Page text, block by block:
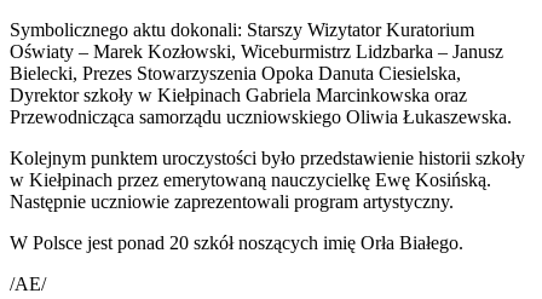
Symbolicznego aktu dokonali: Starszy Wizytator Kuratorium
Oświaty – Marek Kozłowski, Wiceburmistrz Lidzbarka – Janusz
Bielecki, Prezes Stowarzyszenia Opoka Danuta Ciesielska,
Dyrektor szkoły w Kiełpinach Gabriela Marcinkowska oraz
Przewodnicząca samorządu uczniowskiego Oliwia Łukaszewska.
Kolejnym punktem uroczystości było przedstawienie historii szkoły
w Kiełpinach przez emerytowaną nauczycielkę Ewę Kosińską.
Następnie uczniowie zaprezentowali program artystyczny.
W Polsce jest ponad 20 szkół noszących imię Orła Białego.
/AE/